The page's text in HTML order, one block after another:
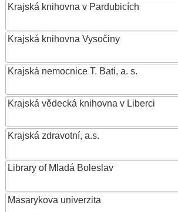
Krajská knihovna v Pardubicích
Krajská knihovna Vysočiny
Krajská nemocnice T. Bati, a. s.
Krajská vědecká knihovna v Liberci
Krajská zdravotní, a.s.
Library of Mladá Boleslav
Masarykova univerzita